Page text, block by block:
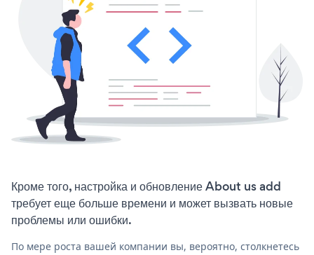
Кроме того, настройка и обновление About us add
требует еще больше времени и может вызвать новые
проблемы или ошибки.
По мере роста вашей компании вы, вероятно, столкнетесь